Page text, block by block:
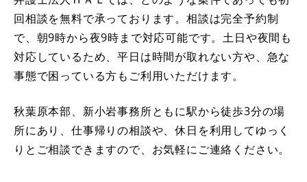
回相談を無料で承っております。相談は完全予約制
で、朝9時から夜9時まで対応可能です。土日や夜間も
対応しているため、平日は時間が取れない方や、急な
事態で困っている方もご利用いただけます。
秋葉原本部、新小岩事務所ともに駅から徒歩3分の場
所にあり、仕事帰りの相談や、休日を利用してゆっく
りとご相談できますので、お気軽にご連絡ください。